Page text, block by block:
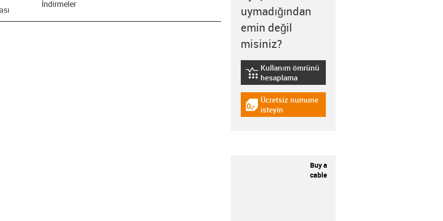
İndirmeler
uymadığından
emin değil
misiniz?
igus-icon-lebensdauerrechner
Kullanım ömrünü
hesaplama
igus-icon-gratismuster
Ücretsiz numune
isteyin
Buy a
cable